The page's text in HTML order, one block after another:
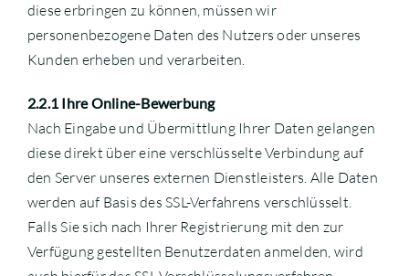
diese erbringen zu können, müssen wir
personenbezogene Daten des Nutzers oder unseres
Kunden erheben und verarbeiten.
2.2.1 Ihre Online-Bewerbung
Nach Eingabe und Übermittlung Ihrer Daten gelangen
diese direkt über eine verschlüsselte Verbindung auf
den Server unseres externen Dienstleisters. Alle Daten
werden auf Basis des SSL-Verfahrens verschlüsselt.
Falls Sie sich nach Ihrer Registrierung mit den zur
Verfügung gestellten Benutzerdaten anmelden, wird